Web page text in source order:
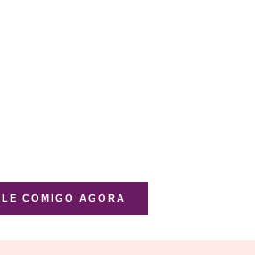
COMIGO AGORA